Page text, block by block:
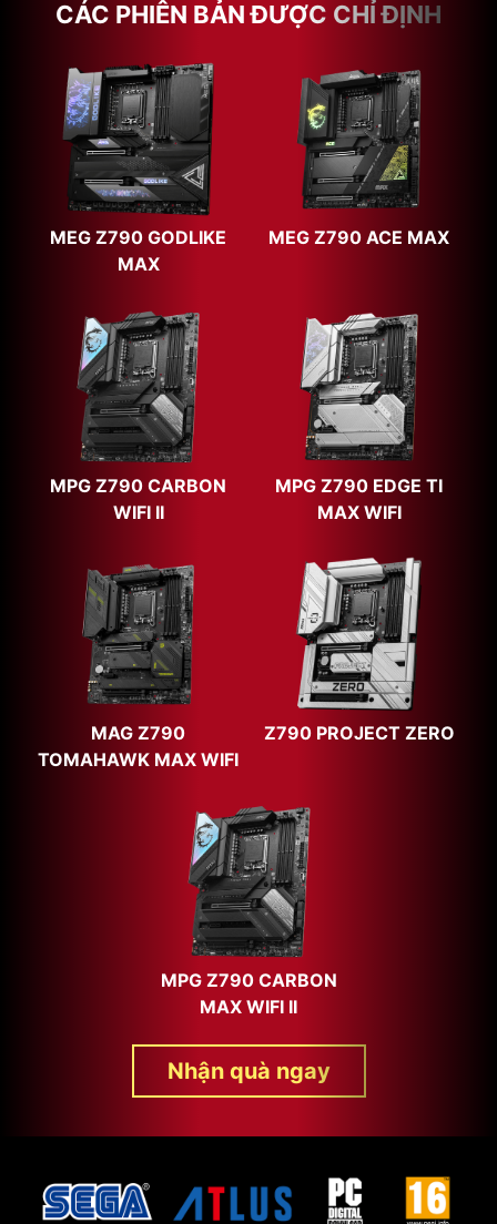
CÁC PHIÊN BẢN ĐƯỢC CHỈ ĐỊNH
MEG Z790 GODLIKE
MAX
MEG Z790 ACE MAX
MPG Z790 CARBON
WIFI II
MPG Z790 EDGE TI
MAX WIFI
MAG Z790
TOMAHAWK MAX WIFI
Z790 PROJECT ZERO
MPG Z790 CARBON
MAX WIFI II
Nhận quà ngay